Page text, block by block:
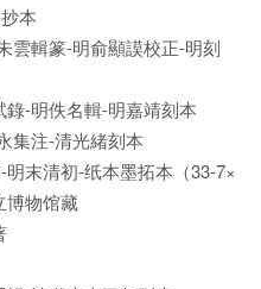
本
雲輯篆-明俞顯謨校正-明刻
-明佚名輯-明嘉靖刻本
集注-清光緒刻本
末清初-纸本墨拓本（33-7×
博物馆藏